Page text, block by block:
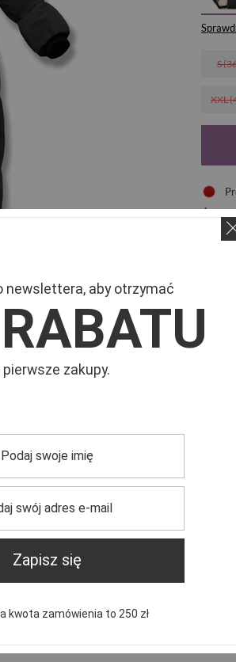
S
XXL
w zamekdwukierunkowy
z zamkami, które
funkcjonalnejodzieży
Masz pytania?
pytania i odpowiedzi
publikując dla innych.
newslettera, aby otrzymać
pierwsze zakupy.
Zapisz się
kwota zamówienia to 250 zł